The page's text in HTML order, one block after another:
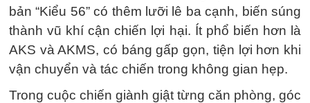
bản “Kiểu 56” có thêm lưỡi lê ba cạnh, biến súng
thành vũ khí cận chiến lợi hại. Ít phổ biến hơn là
AKS và AKMS, có báng gấp gọn, tiện lợi hơn khi
vận chuyển và tác chiến trong không gian hẹp.
Trong cuộc chiến giành giật từng căn phòng, góc